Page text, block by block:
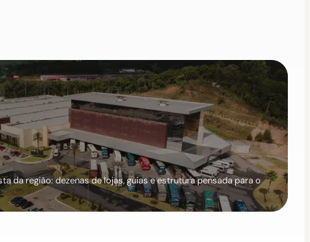
da região: dezenas de lojas, guias e estrutura pensada para o